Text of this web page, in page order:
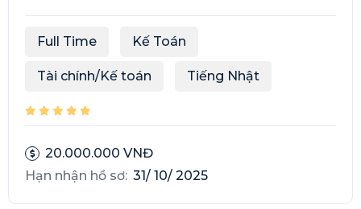
Full Time Kế Toán
Tài chính/Kế toán Tiếng Nhật
20.000.000 VNĐ
Hạn nhận hồ sơ: 31/ 10/ 2025